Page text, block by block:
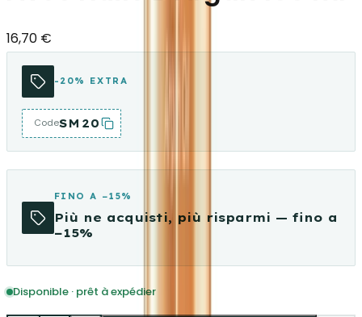
16,70 €
-20% EXTRA
CodeSM20
FINO A −15%
Più ne acquisti, più risparmi — fino a
−15%
Disponible · prêt à expédier